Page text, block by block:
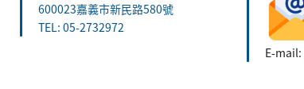
600023嘉義市新民路580號
TEL: 05-2732972
E-mail: